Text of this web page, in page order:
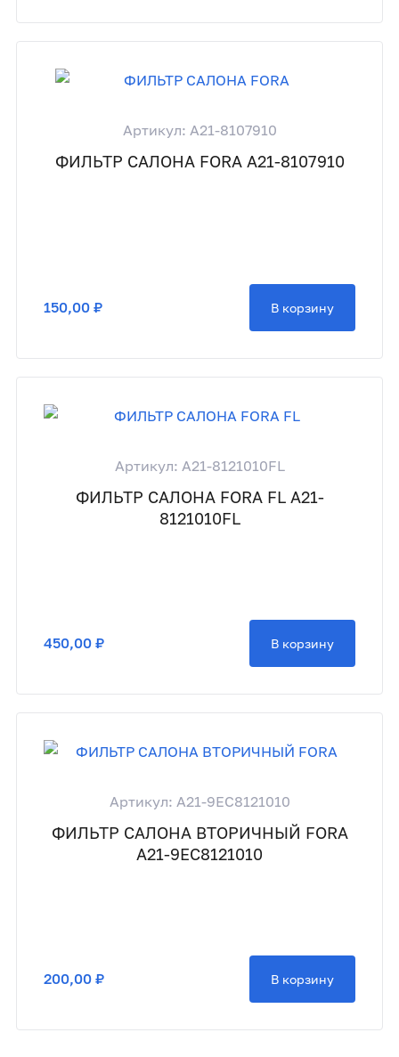
Артикул: A21-8107910
ФИЛЬТР САЛОНА FORA A21-8107910
150,00 ₽ В корзину
Артикул: A21-8121010FL
ФИЛЬТР САЛОНА FORA FL A21-
8121010FL
450,00 ₽ В корзину
Артикул: A21-9EC8121010
ФИЛЬТР САЛОНА ВТОРИЧНЫЙ FORA
A21-9EC8121010
200,00 ₽ В корзину